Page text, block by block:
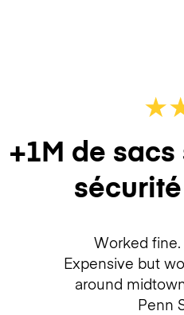
★
+1M de
sécurité
Worked fine.
Expensive but
around
Penn